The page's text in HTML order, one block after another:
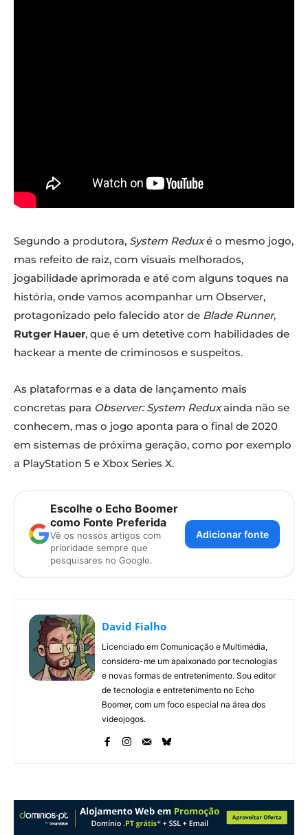
Segundo a produtora, System Reduxé o mesmo jogo,
mas refeito de raiz, com visuais melhorados,
jogabilidade aprimorada e até com alguns toques na
história, onde vamos acompanhar um Observer,
protagonizado pelo falecido ator de Blade Runner,
Rutger Hauer, que é um detetive com habilidades de
hackear a mente de criminosos e suspeitos.
As plataformas e a data de lançamento mais
concretas para Observer: System Reduxainda não se
conhecem, mas o jogo aponta para o final de 2020
em sistemas de próxima geração, como por exemplo
a PlayStation 5 e Xbox Series X.
Escolhe o Echo Boomer
como Fonte Preferida
Vê os nossos artigos com
prioridade sempre que
pesquisares no Google.
Adicionar fonte
David Fialho
Licenciado em Comunicação e Multimédia,
considero-me um apaixonado por tecnologias
e novas formas de entretenimento. Sou editor
de tecnologia e entretenimento no Echo
Boomer, com um foco especial na área dos
videojogos.